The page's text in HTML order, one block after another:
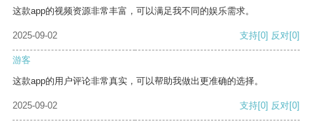
这款app的视频资源非常丰富，可以满足我不同的娱乐需求。
2025-09-02 支持[0] 反对[0]
游客
这款app的用户评论非常真实，可以帮助我做出更准确的选择。
2025-09-02 支持[0] 反对[0]